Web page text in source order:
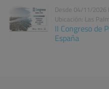
Desde 04/11/
Ubicación: Las
II Congreso de
España